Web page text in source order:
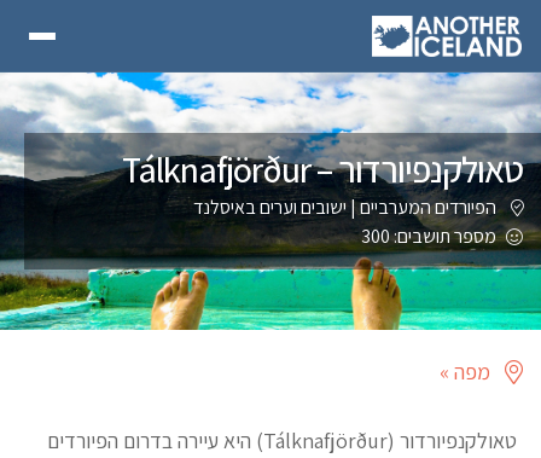
טאולקנפיורדור – Tálknafjörður
הפיורדים המערביים|ישובים וערים באיסלנד
מספר תושבים: 300
מפה »
טאולקנפיורדור (Tálknafjörður) היא עיירה בדרום הפיורדים